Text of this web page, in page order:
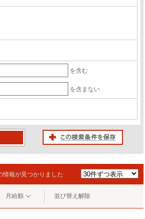
を含む
を含まない
情報が見つかりました
月給順 並び替え解除